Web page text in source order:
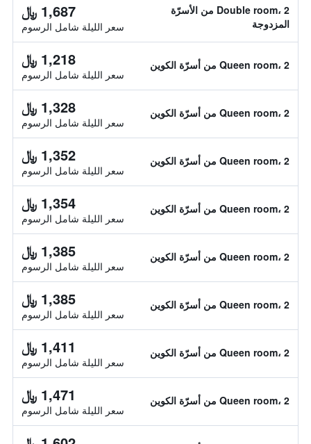
Double room، 2 من الأسرّة
المزدوجة
1,687 ﷼
سعر الليلة شامل الرسوم
Queen room، 2 من أسرّة الكوين 1,218 ﷼
سعر الليلة شامل الرسوم
Queen room، 2 من أسرّة الكوين 1,328 ﷼
سعر الليلة شامل الرسوم
Queen room، 2 من أسرّة الكوين 1,352 ﷼
سعر الليلة شامل الرسوم
Queen room، 2 من أسرّة الكوين 1,354 ﷼
سعر الليلة شامل الرسوم
Queen room، 2 من أسرّة الكوين 1,385 ﷼
سعر الليلة شامل الرسوم
Queen room، 2 من أسرّة الكوين 1,385 ﷼
سعر الليلة شامل الرسوم
Queen room، 2 من أسرّة الكوين 1,411 ﷼
سعر الليلة شامل الرسوم
Queen room، 2 من أسرّة الكوين 1,471 ﷼
سعر الليلة شامل الرسوم